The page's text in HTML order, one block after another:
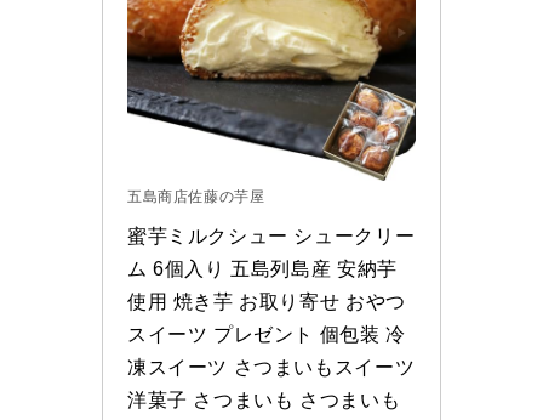
五島商店佐藤の芋屋
蜜芋ミルクシュー シュークリー
ム 6個入り 五島列島産 安納芋
使用 焼き芋 お取り寄せ おやつ
スイーツ プレゼント 個包装 冷
凍スイーツ さつまいもスイーツ
洋菓子 さつまいも さつまいも